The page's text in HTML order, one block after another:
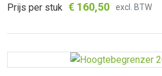
Prijs per stuk € 160,50 excl. BTW